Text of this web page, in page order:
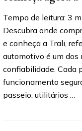
Tempo de leitura: 3
Descubra onde
e conheça a Trali,
automotivo é um dos
confiabilidade. Cada
funcionamento
passeio, utilitários …